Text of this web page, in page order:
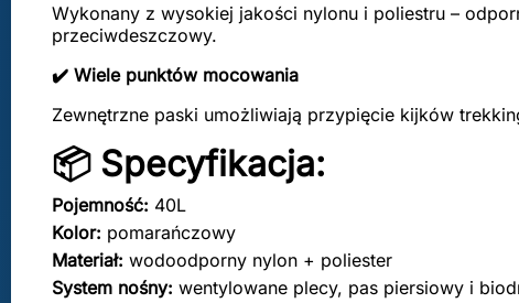
Wykonany z wysokiej jakości nylonu i poliestru –
przeciwdeszczowy.
✔️ Wiele punktów mocowania
Zewnętrzne paski umożliwiają przypięcie kijków
📦 Specyfikacja:
Pojemność: 40L
Kolor: pomarańczowy
Materiał: wodoodporny nylon + poliester
System nośny: wentylowane plecy, pas piersiowy i